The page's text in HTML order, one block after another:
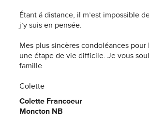
Étant á distance, il m’est impossible
j’y suis en pensée.
Mes plus sincères condoléances
une étape de vie difficile. Je vous
famille.
Colette
Colette Francoeur
Moncton NB